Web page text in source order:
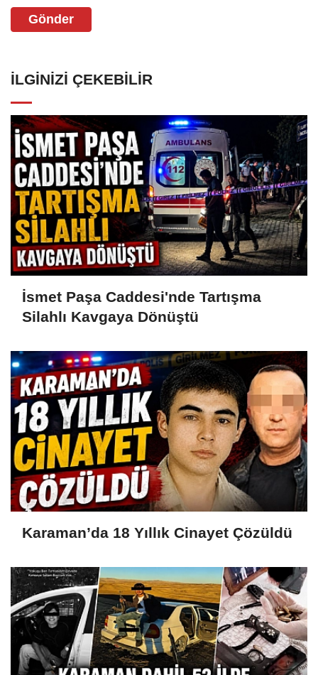
Gönder
İLGINIZI ÇEKEBILIR
İsmet Paşa Caddesi'nde Tartışma
Silahlı Kavgaya Dönüştü
Karaman’da 18 Yıllık Cinayet Çözüldü